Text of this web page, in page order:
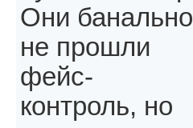
Они банально
не прошли
фейс-
контроль, но